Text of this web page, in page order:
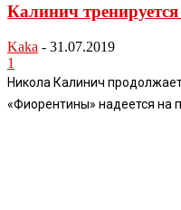
Калинич
Kaka - 31.07.2019
1
Никола Калинич
«Фиорентины» надеется на